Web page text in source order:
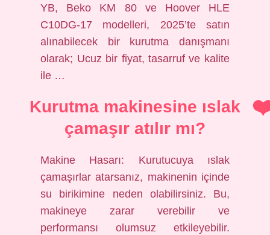
YB, Beko KM 80 ve Hoover HLE
C10DG-17 modelleri, 2025’te satın
alınabilecek bir kurutma danışmanı
olarak; Ucuz bir fiyat, tasarruf ve kalite
ile …
Kurutma makinesine ıslak
çamaşır atılır mı?
Makine Hasarı: Kurutucuya ıslak
çamaşırlar atarsanız, makinenin içinde
su birikimine neden olabilirsiniz. Bu,
makineye zarar verebilir ve
performansı olumsuz etkileyebilir.